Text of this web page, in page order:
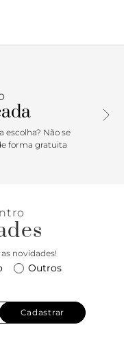
esse modelo
moderno e
a estrutura
looks
para quem busca
a dia.
escolha? Não se
forma gratuita
novidades!
Outros
Cadastrar